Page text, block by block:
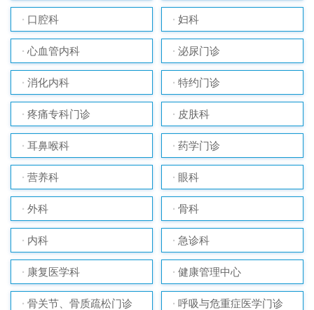
口腔科 妇科
心血管内科 泌尿门诊
消化内科 特约门诊
疼痛专科门诊 皮肤科
耳鼻喉科 药学门诊
营养科 眼科
外科 骨科
内科 急诊科
康复医学科 健康管理中心
骨关节、骨质疏松门诊 呼吸与危重症医学门诊